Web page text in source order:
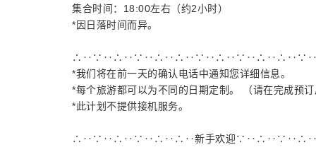
集合时间：18:00左右（约2小时）
*因日落时间而异。
*我们将在前一天的确认电话中通知您详细信息。
*每个旅游都可以为不同的日期定制。 （请在完成预订
*此计划不提供接机服务。
∴‥∵‥∴‥∵‥∴‥∴‥新手欢迎